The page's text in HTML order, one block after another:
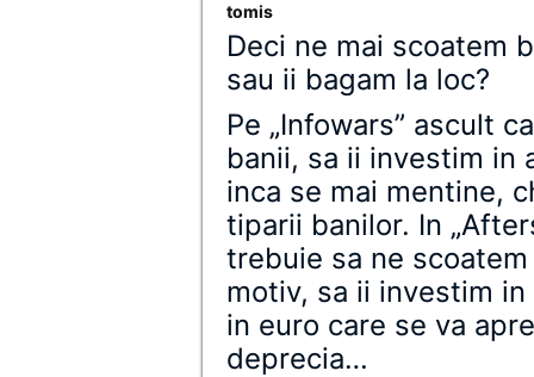
tomis
Deci ne mai scoatem
sau ii bagam la loc?
Pe „Infowars” ascult
banii, sa ii investim in
inca se mai mentine,
tiparii banilor. In
trebuie sa ne
motiv, sa ii investim
in euro care se va
deprecia…